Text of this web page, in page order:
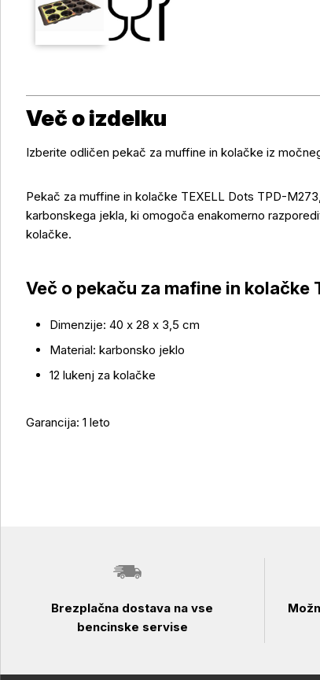
Več o izdelku
Več o izdelku
Izberite odličen pekač za muffine in kolačke iz
Pekač za muffine in kolačke TEXELL Dots TPD-
karbonskega jekla, ki omogoča enakomerno
kolačke.
Več o pekaču za mafine in kolačke
Dimenzije: 40 x 28 x 3,5 cm
Material: karbonsko jeklo
12 lukenj za kolačke
Garancija: 1 leto
Brezplačna dostava na vse
bencinske servise